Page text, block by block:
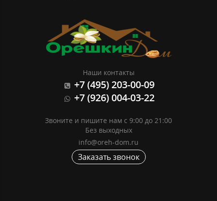
Наши контакты
+7 (495) 203-00-09
+7 (926) 004-03-22
Звоните и пишите нам с 9:00 до 21:00
Без выходных
info@oreh-dom.ru
Заказать звонок